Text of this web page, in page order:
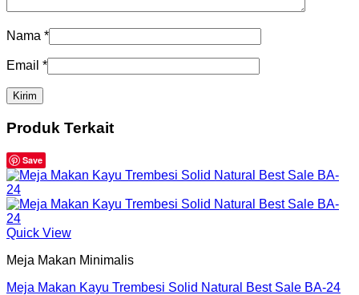
Nama *
Email *
Produk Terkait
Save
Quick View
Meja Makan Minimalis
Meja Makan Kayu Trembesi Solid Natural Best Sale BA-24